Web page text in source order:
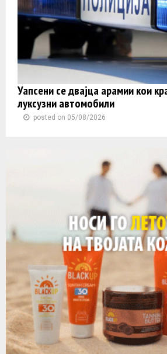
Уапсени се двајца арамии кои
луксузни автомобили
posted on 05/08/2026